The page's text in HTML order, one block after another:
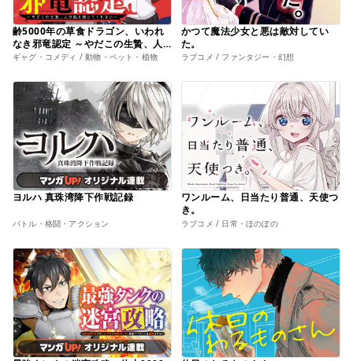
齢5000年の草食ドラゴン、いわれ
なき邪竜認定 ～やだこの生贄、人
の話を聞いてくれない～
ギャグ・コメディ / 動物・ペット・植物
かつて魔法少女と悪は敵対してい
た。
ラブコメ / ファンタジー・幻想
ヨルハ 真珠湾降下作戦記録
バトル・格闘・アクション
ワンルーム、日当たり普通、天使つ
き。
ラブコメ / 日常・ほのぼの